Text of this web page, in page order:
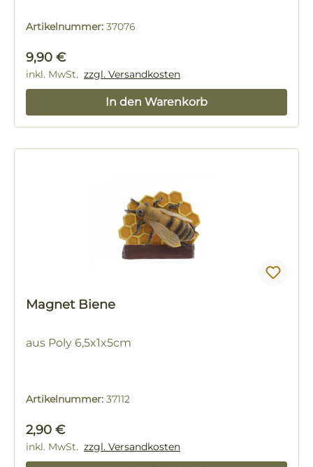
Artikelnummer: 37076
Regulärer Preis:
9,90 €
inkl. MwSt. zzgl. Versandkosten
In den Warenkorb
Magnet Biene
aus Poly 6,5x1x5cm
Artikelnummer: 37112
Regulärer Preis:
2,90 €
inkl. MwSt. zzgl. Versandkosten